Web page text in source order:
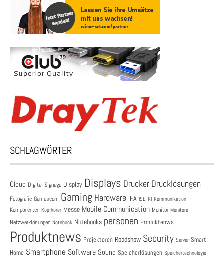
SCHLAGWÖRTER
Cloud Digital Signage Display Displays Drucker Drucklösungen
Fotografie Gamescom Gaming Hardware IFA ISE KI Kommunikation
Komponenten Kopfhörer Messe Mobile Communication Monitor Monitore
Netzwerklösungen Notebook Notebooks personen Produktenws
Produktnews Projektoren Roadshow Security Server Smart
Home Smartphone Software Sound Speicherlösungen Speichertechnologie